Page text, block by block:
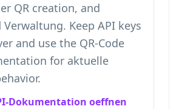
QR creation, and
Keep API keys
and use the QR-Code
for aktuelle
Dokumentation oeffnen